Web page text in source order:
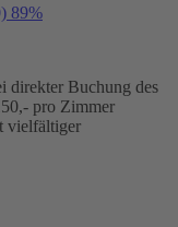
89%
direkter Buchung des
pro Zimmer
vielfältiger